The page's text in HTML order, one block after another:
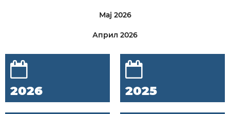
Мај 2026
Април 2026
2026 2025